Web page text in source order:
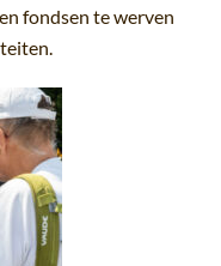
fondsen te werven